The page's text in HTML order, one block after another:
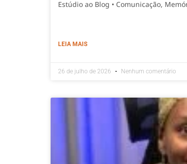
Estúdio ao Blog • Comunicação,
LEIA MAIS
26 de julho de 2026 Nenhum comentário